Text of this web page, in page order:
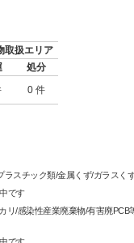
取扱エリア
処分
0 件
ラスチック類/金属くず/ガラス
です
リ/感染性産業廃棄物/有害廃